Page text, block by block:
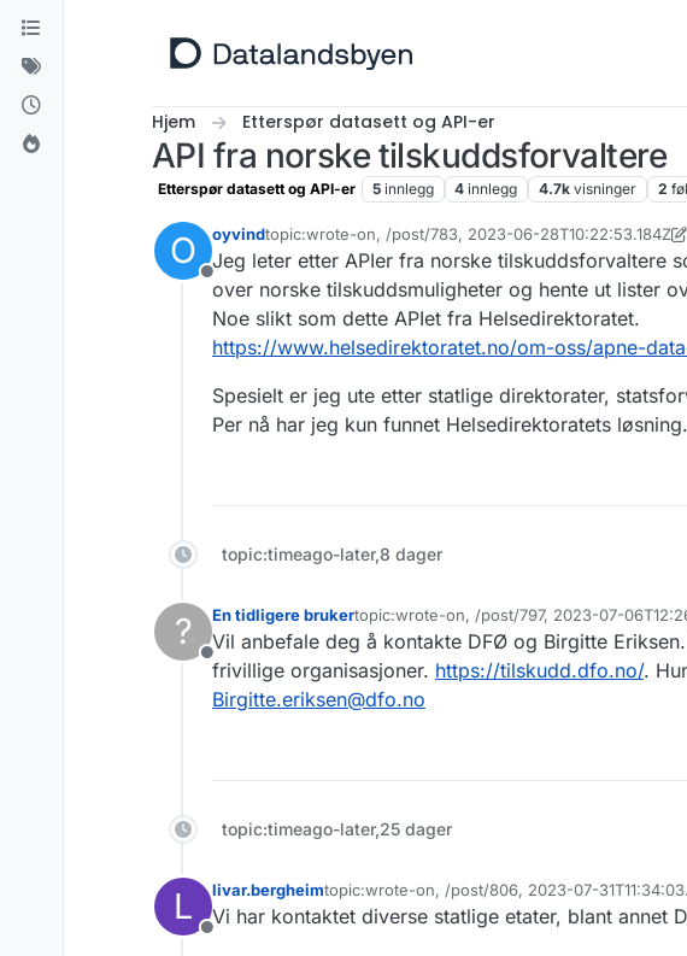
Hopp til innhold
Hjem Etterspør datasett og API-er
API fra norske tilskuddsforvaltere
Etterspør datasett og API-er 5 innlegg 4 innlegg 4.7k visninger 2
O
Frakoblet
oyvindtopic:wrote-on, /post/783, 2023-06-28T10:22:53.184Z
Sist endret av oyvind
Jeg leter etter APIer fra norske tilskuddsforvaltere
over norske tilskuddsmuligheter og hente ut lister
Noe slikt som dette APIet fra Helsedirektoratet.
https://www.helsedirektoratet.no/om-oss/apne-
Spesielt er jeg ute etter statlige direktorater,
Per nå har jeg kun funnet Helsedirektoratets løsning.
topic:timeago-later,8 dager
?
Frakoblet
En tidligere brukertopic:wrote-on, /post/797, 2023-07-
Sist endret av
Vil anbefale deg å kontakte DFØ og Birgitte
frivillige organisasjoner. https://tilskudd.dfo.no/.
Birgitte.eriksen@dfo.no
topic:timeago-later,25 dager
L
Frakoblet
livar.bergheimtopic:wrote-on, /post/806, 2023-07-
Sist endret av
Vi har kontaktet diverse statlige etater, blant annet